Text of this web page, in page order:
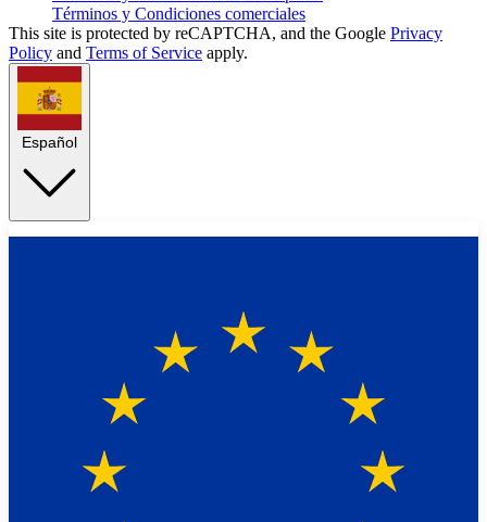
Términos y Condiciones comerciales
This site is protected by reCAPTCHA, and the Google Privacy
Policy and Terms of Service apply.
Español